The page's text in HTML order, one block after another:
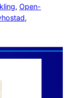
, Open-